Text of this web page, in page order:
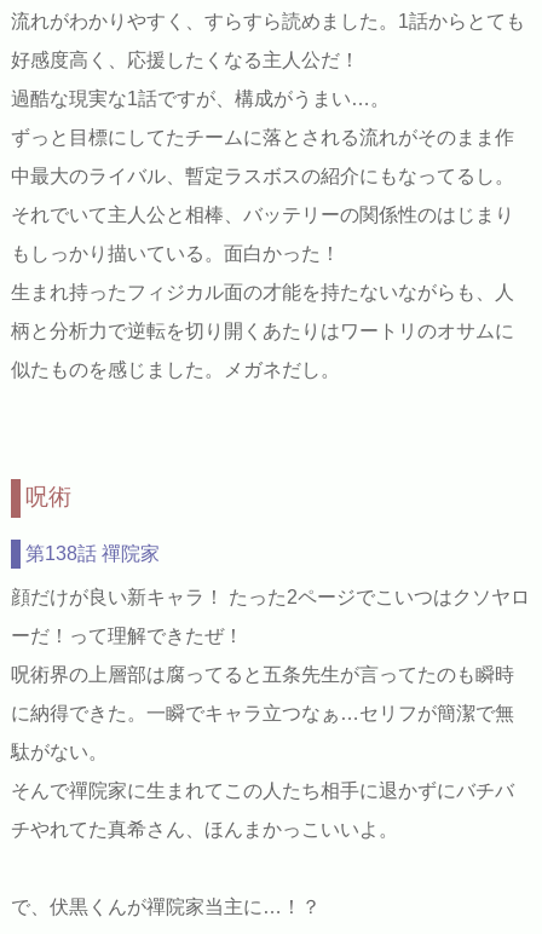
流れがわかりやすく、すらすら読めました。1話からとても
好感度高く、応援したくなる主人公だ！
過酷な現実な1話ですが、構成がうまい…。
ずっと目標にしてたチームに落とされる流れがそのまま作
中最大のライバル、暫定ラスボスの紹介にもなってるし。
それでいて主人公と相棒、バッテリーの関係性のはじまり
もしっかり描いている。面白かった！
生まれ持ったフィジカル面の才能を持たないながらも、人
柄と分析力で逆転を切り開くあたりはワートリのオサムに
似たものを感じました。メガネだし。
呪術
第138話 禪院家
顔だけが良い新キャラ！ たった2ページでこいつはクソヤロ
ーだ！って理解できたぜ！
呪術界の上層部は腐ってると五条先生が言ってたのも瞬時
に納得できた。一瞬でキャラ立つなぁ…セリフが簡潔で無
駄がない。
そんで禪院家に生まれてこの人たち相手に退かずにバチバ
チやれてた真希さん、ほんまかっこいいよ。
で、伏黒くんが禪院家当主に…！？